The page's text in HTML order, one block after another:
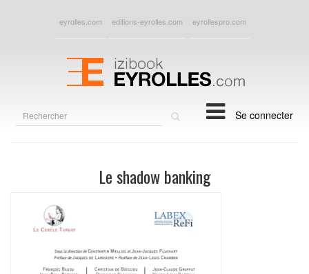
eyrolles.com editions-eyrolles.com eyrollespro.com
Se connecter
Le shadow banking